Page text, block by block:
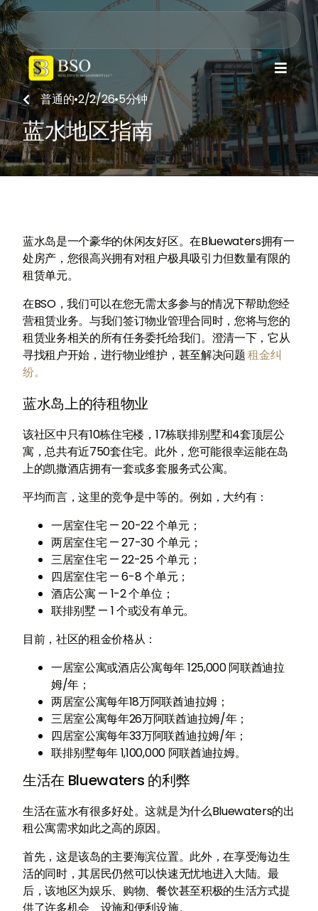

普通的•2/2/26•5分钟
蓝水地区指南
蓝水岛是一个豪华的休闲友好区。在Bluewaters拥有一
处房产，您很高兴拥有对租户极具吸引力但数量有限的
租赁单元。
在BSO，我们可以在您无需太多参与的情况下帮助您经
营租赁业务。与我们签订物业管理合同时，您将与您的
租赁业务相关的所有任务委托给我们。澄清一下，它从
寻找租户开始，进行物业维护，甚至解决问题租金纠
纷。
蓝水岛上的待租物业
该社区中只有10栋住宅楼，17栋联排别墅和4套顶层公
寓，总共有近750套住宅。此外，您可能很幸运能在岛
上的凯撒酒店拥有一套或多套服务式公寓。
平均而言，这里的竞争是中等的。例如，大约有：
一居室住宅 — 20-22 个单元；
两居室住宅 — 27-30 个单元；
三居室住宅 — 22-25 个单元；
四居室住宅 — 6-8 个单元；
酒店公寓 — 1-2 个单位；
联排别墅 — 1 个或没有单元。
目前，社区的租金价格从：
一居室公寓或酒店公寓每年 125,000 阿联酋迪拉
姆/年；
两居室公寓每年18万阿联酋迪拉姆；
三居室公寓每年26万阿联酋迪拉姆/年；
四居室公寓每年33万阿联酋迪拉姆/年；
联排别墅每年 1,100,000 阿联酋迪拉姆。
生活在 Bluewaters 的利弊
生活在蓝水有很多好处。这就是为什么Bluewaters的出
租公寓需求如此之高的原因。
首先，这是该岛的主要海滨位置。此外，在享受海边生
活的同时，其居民仍然可以快速无忧地进入大陆。最
后，该地区为娱乐、购物、餐饮甚至积极的生活方式提